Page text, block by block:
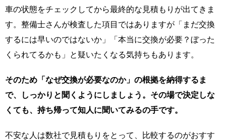
車の状態をチェックしてから最終的な見積もりが出てきま
す。整備士さんが検査した項目ではありますが「まだ交換
するには早いのではないか」「本当に交換が必要？ぼった
くられてるかも」と疑いたくなる気持ちもあります。
そのため「なぜ交換が必要なのか」の根拠を納得するま
で、しっかりと聞くようにしましょう。その場で決定しな
くても、持ち帰って知人に聞いてみるの手です。
不安な人は数社で見積もりをとって、比較するのがおすす